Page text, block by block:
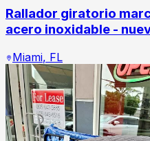
Rallador giratorio
acero inoxidable -
Miami, FL